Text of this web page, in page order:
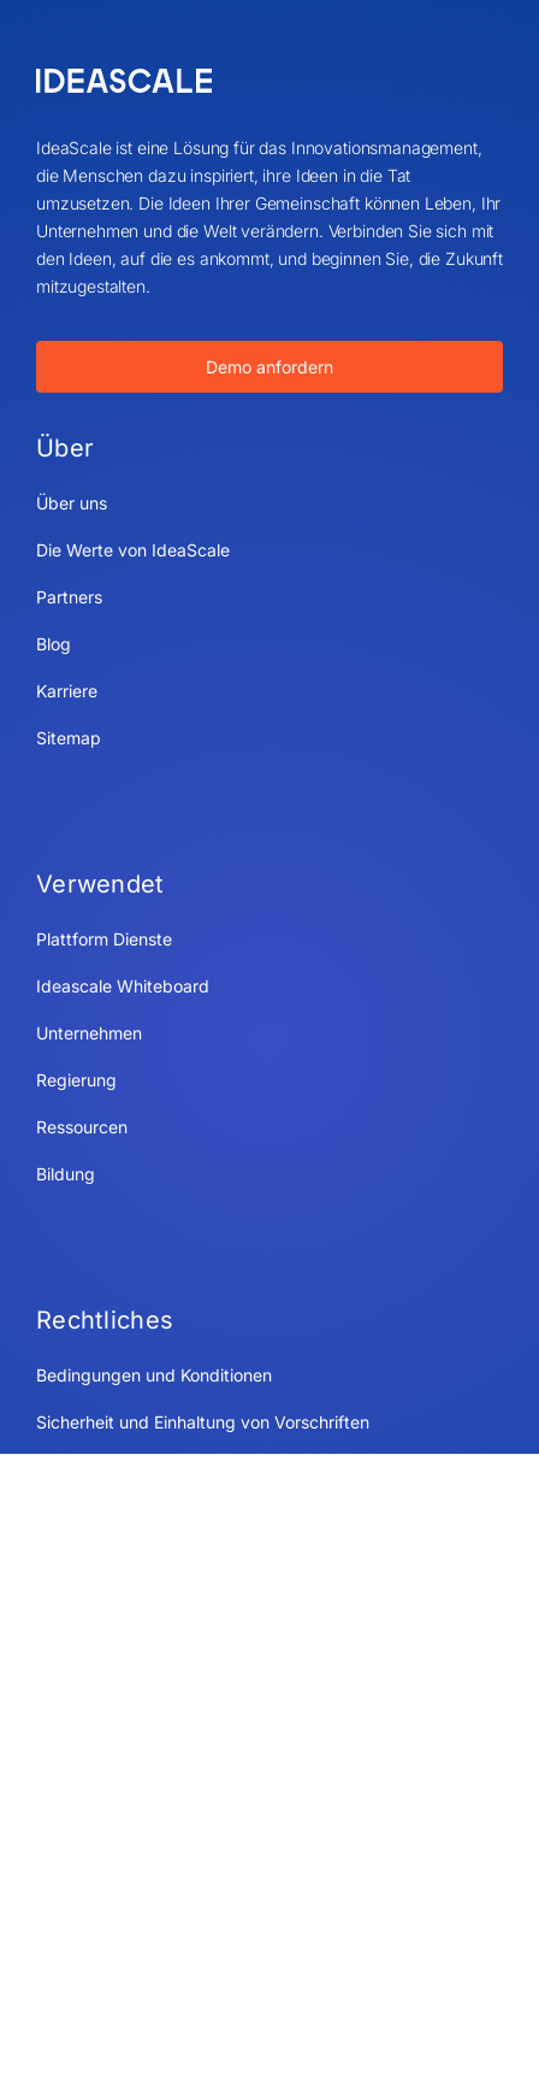
IdeaScale ist eine Lösung für das Innovationsmanagement,
die Menschen dazu inspiriert, ihre Ideen in die Tat
umzusetzen. Die Ideen Ihrer Gemeinschaft können Leben, Ihr
Unternehmen und die Welt verändern. Verbinden Sie sich mit
den Ideen, auf die es ankommt, und beginnen Sie, die Zukunft
mitzugestalten.
Demo anfordern
Über
Über uns
Die Werte von IdeaScale
Partners
Blog
Karriere
Sitemap
Verwendet
Plattform Dienste
Ideascale Whiteboard
Unternehmen
Regierung
Ressourcen
Bildung
Rechtliches
Bedingungen und Konditionen
Sicherheit und Einhaltung von Vorschriften